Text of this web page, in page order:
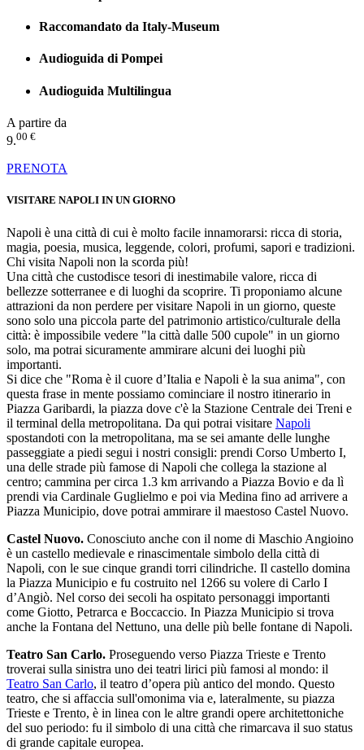
Raccomandato da Italy-Museum
Audioguida di Pompei
Audioguida Multilingua
A partire da
9.00 €
PRENOTA
VISITARE NAPOLI IN UN GIORNO
Napoli è una città di cui è molto facile innamorarsi: ricca di storia,
magia, poesia, musica, leggende, colori, profumi, sapori e tradizioni.
Chi visita Napoli non la scorda più!
Una città che custodisce tesori di inestimabile valore, ricca di
bellezze sotterranee e di luoghi da scoprire. Ti proponiamo alcune
attrazioni da non perdere per visitare Napoli in un giorno, queste
sono solo una piccola parte del patrimonio artistico/culturale della
città: è impossibile vedere "la città dalle 500 cupole" in un giorno
solo, ma potrai sicuramente ammirare alcuni dei luoghi più
importanti.
Si dice che "Roma è il cuore d’Italia e Napoli è la sua anima", con
questa frase in mente possiamo cominciare il nostro itinerario in
Piazza Garibardi, la piazza dove c'è la Stazione Centrale dei Treni e
il terminal della metropolitana. Da qui potrai visitare Napoli
spostandoti con la metropolitana, ma se sei amante delle lunghe
passeggiate a piedi segui i nostri consigli: prendi Corso Umberto I,
una delle strade più famose di Napoli che collega la stazione al
centro; cammina per circa 1.3 km arrivando a Piazza Bovio e da lì
prendi via Cardinale Guglielmo e poi via Medina fino ad arrivere a
Piazza Municipio, dove potrai ammirare il maestoso Castel Nuovo.
Castel Nuovo. Conosciuto anche con il nome di Maschio Angioino
è un castello medievale e rinascimentale simbolo della città di
Napoli, con le sue cinque grandi torri cilindriche. Il castello domina
la Piazza Municipio e fu costruito nel 1266 su volere di Carlo I
d’Angiò. Nel corso dei secoli ha ospitato personaggi importanti
come Giotto, Petrarca e Boccaccio. In Piazza Municipio si trova
anche la Fontana del Nettuno, una delle più belle fontane di Napoli.
Teatro San Carlo. Proseguendo verso Piazza Trieste e Trento
troverai sulla sinistra uno dei teatri lirici più famosi al mondo: il
Teatro San Carlo, il teatro d’opera più antico del mondo. Questo
teatro, che si affaccia sull'omonima via e, lateralmente, su piazza
Trieste e Trento, è in linea con le altre grandi opere architettoniche
del suo periodo: fu il simbolo di una città che rimarcava il suo status
di grande capitale europea.